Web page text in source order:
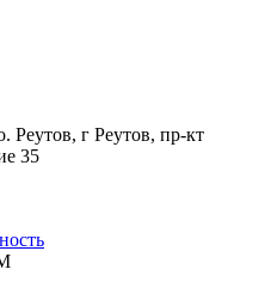
Реутов, г Реутов, пр-кт
35